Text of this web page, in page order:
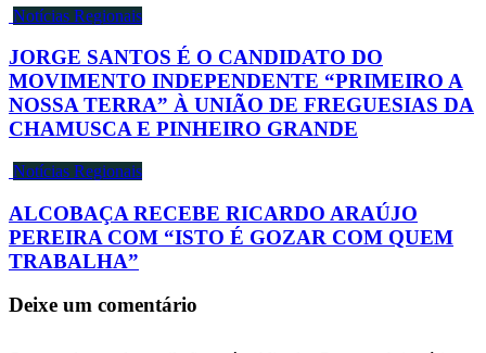
Notícias Regionais
JORGE SANTOS É O CANDIDATO DO
MOVIMENTO INDEPENDENTE “PRIMEIRO A
NOSSA TERRA” À UNIÃO DE FREGUESIAS DA
CHAMUSCA E PINHEIRO GRANDE
Notícias Regionais
ALCOBAÇA RECEBE RICARDO ARAÚJO
PEREIRA COM “ISTO É GOZAR COM QUEM
TRABALHA”
Deixe um comentário